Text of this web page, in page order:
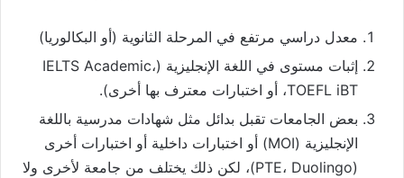
معدل دراسي مرتفع في المرحلة الثانوية (أو البكالوريا)
إثبات مستوى في اللغة الإنجليزية (IELTS Academic،
TOEFL iBT، أو اختبارات معترف بها أخرى).
بعض الجامعات تقبل بدائل مثل شهادات مدرسية باللغة
الإنجليزية (MOI) أو اختبارات داخلية أو اختبارات أخرى
(PTE، Duolingo)، لكن ذلك يختلف من جامعة لأخرى ولا